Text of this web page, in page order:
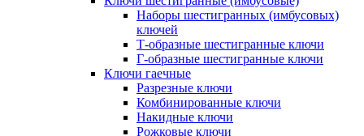
Наборы шестигранных (имбусовых)
ключей
Т-образные шестигранные ключи
Г-образные шестигранные ключи
Ключи гаечные
Разрезные ключи
Комбинированные ключи
Накидные ключи
Рожковые ключи